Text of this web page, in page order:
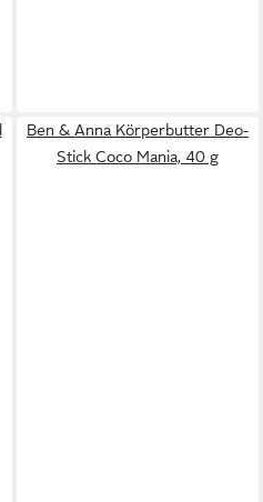
Ben & Anna Körperbutter Deo-
Stick Coco Mania, 40 g